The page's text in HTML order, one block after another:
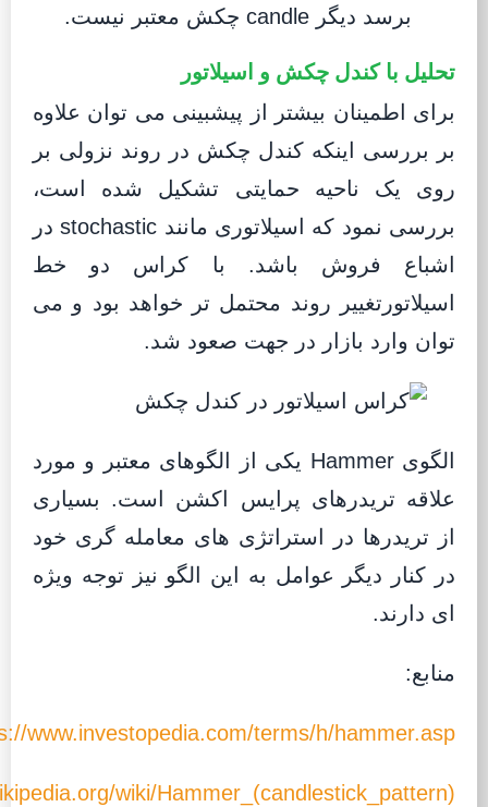
برسد دیگر candle چکش معتبر نیست.
تحلیل با کندل چکش و اسیلاتور
برای اطمینان بیشتر از پیشبینی می توان علاوه
بر بررسی اینکه کندل چکش در روند نزولی بر
روی یک ناحیه حمایتی تشکیل شده است،
بررسی نمود که اسیلاتوری مانند stochastic در
اشباع فروش باشد. با کراس دو خط
اسیلاتورتغییر روند محتمل تر خواهد بود و می
توان وارد بازار در جهت صعود شد.
الگوی Hammer یکی از الگوهای معتبر و مورد
علاقه تریدرهای پرایس اکشن است. بسیاری
از تریدرها در استراتژی های معامله گری خود
در کنار دیگر عوامل به این الگو نیز توجه ویژه
ای دارند.
منابع:
www.investopedia.com/terms/h/hammer.asp
wiki/Hammer_(candlestick_pattern)